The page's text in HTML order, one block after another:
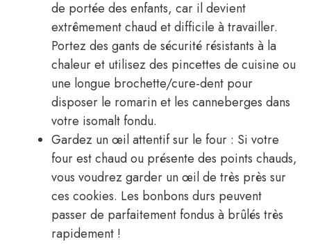
de portée des enfants, car il devient
extrêmement chaud et difficile à travailler.
Portez des gants de sécurité résistants à la
chaleur et utilisez des pincettes de cuisine ou
une longue brochette/cure-dent pour
disposer le romarin et les canneberges dans
votre isomalt fondu.
Gardez un œil attentif sur le four : Si votre
four est chaud ou présente des points chauds,
vous voudrez garder un œil de très près sur
ces cookies. Les bonbons durs peuvent
passer de parfaitement fondus à brûlés très
rapidement !